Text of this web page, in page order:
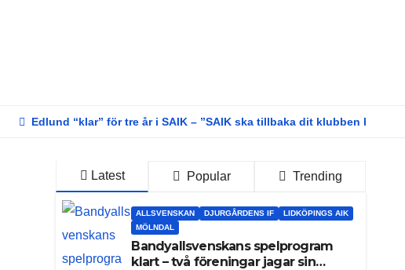
Edlund “klar” för tre år i SAIK – ”SAIK ska tillbaka dit klubben hör
Latest Popular Trending
ALLSVENSKAN DJURGÅRDENS IF
LIDKÖPINGS AIK
MÖLNDAL
Bandyallsvenskans spelprogram
klart – två föreningar jagar sin